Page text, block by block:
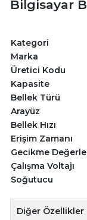
Bilgisayar
Kategori
Marka
Üretici Kodu
Kapasite
Bellek Türü
Arayüz
Bellek Hızı
Erişim Zamanı
Gecikme
Çalışma Voltajı
Soğutucu
Diğer Özellikler